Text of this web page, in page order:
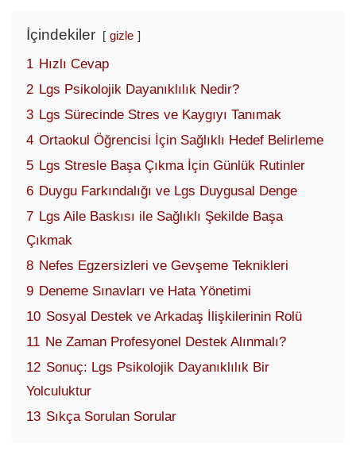
İçindekiler gizle
1 Hızlı Cevap
2 Lgs Psikolojik Dayanıklılık Nedir?
3 Lgs Sürecinde Stres ve Kaygıyı Tanımak
4 Ortaokul Öğrencisi İçin Sağlıklı Hedef Belirleme
5 Lgs Stresle Başa Çıkma İçin Günlük Rutinler
6 Duygu Farkındalığı ve Lgs Duygusal Denge
7 Lgs Aile Baskısı ile Sağlıklı Şekilde Başa
Çıkmak
8 Nefes Egzersizleri ve Gevşeme Teknikleri
9 Deneme Sınavları ve Hata Yönetimi
10 Sosyal Destek ve Arkadaş İlişkilerinin Rolü
11 Ne Zaman Profesyonel Destek Alınmalı?
12 Sonuç: Lgs Psikolojik Dayanıklılık Bir
Yolculuktur
13 Sıkça Sorulan Sorular